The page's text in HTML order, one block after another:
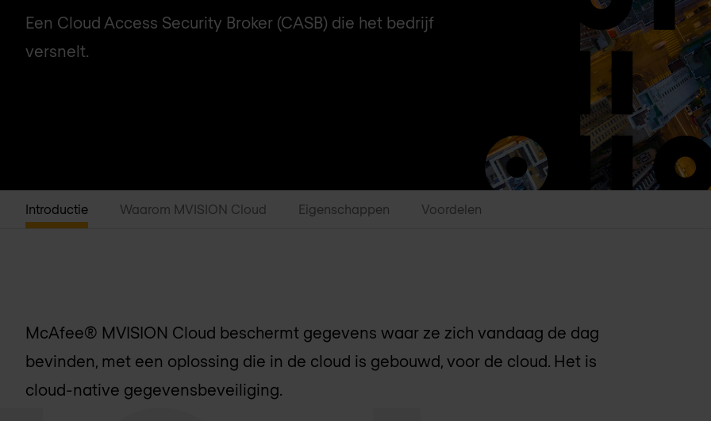
Een Cloud Access Security Broker (CASB) die het bedrijf
versnelt.
Introductie Waarom MVISION Cloud Eigenschappen Voordelen
McAfee® MVISION Cloud beschermt gegevens waar ze zich vandaag de dag
bevinden, met een oplossing die in de cloud is gebouwd, voor de cloud. Het is
cloud-native gegevensbeveiliging.